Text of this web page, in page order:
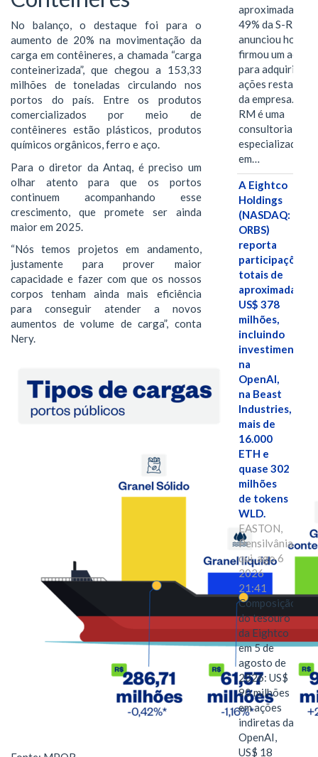
No balanço, o destaque foi para o
aumento de 20% na movimentação da
carga em contêineres, a chamada “carga
conteinerizada”, que chegou a 153,33
milhões de toneladas circulando nos
portos do país. Entre os produtos
comercializados por meio de
contêineres estão plásticos, produtos
químicos orgânicos, ferro e aço.
Para o diretor da Antaq, é preciso um
olhar atento para que os portos
continuem acompanhando esse
crescimento, que promete ser ainda
maior em 2025.
“Nós temos projetos em andamento,
justamente para prover maior
capacidade e fazer com que os nossos
corpos tenham ainda mais eficiência
para conseguir atender a novos
aumentos de volume de carga”, conta
Nery.
49% da S-RM,
anunciou hoje
firmou um
para adquirir as
ações restantes
da empresa. A S-
RM é uma
consultoria
especializada
em…
A Eightco
Holdings
(NASDAQ:
ORBS)
reporta
participações
totais de
US$ 378
milhões,
incluindo
investimentos
na
OpenAI,
na Beast
Industries,
mais de
16.000
ETH e
quase 302
milhões
de tokens
WLD.
EASTON,
Pensilvânia,
qui, ago 6
2026
21:41
Composição
do tesouro
da Eightco
em 5 de
agosto de
2026: US$
90 milhões
em ações
indiretas da
OpenAI,
US$ 18